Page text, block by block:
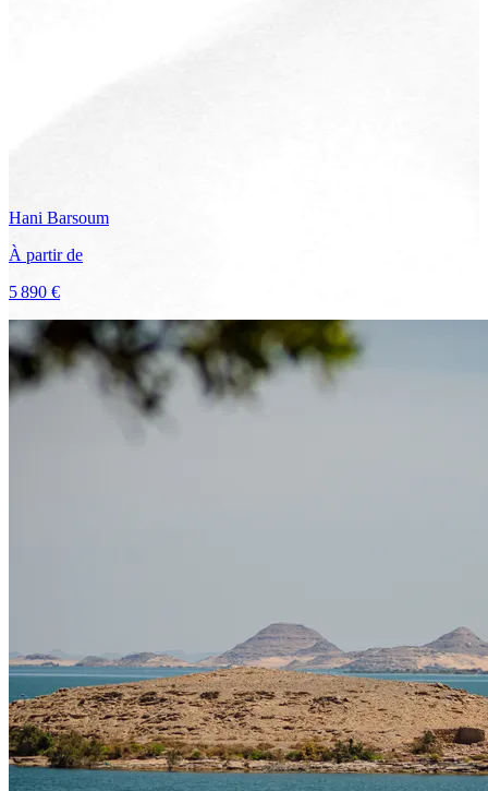
Hani Barsoum
À partir de
5 890 €
Voir le voyage